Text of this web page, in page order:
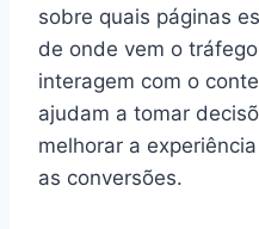
sobre quais páginas
de onde vem o
interagem com o
ajudam a tomar
melhorar a
as conversões.